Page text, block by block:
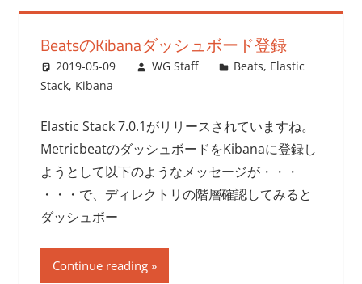
BeatsのKibanaダッシュボード登録
2019-05-09 WG Staff Beats, Elastic
Stack, Kibana
Elastic Stack 7.0.1がリリースされていますね。
MetricbeatのダッシュボードをKibanaに登録し
ようとして以下のようなメッセージが・・・
・・・で、ディレクトリの階層確認してみると
ダッシュボー
Continue reading